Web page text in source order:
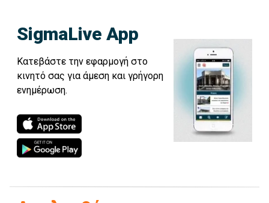
SigmaLive App
Κατεβάστε την εφαρμογή στο
κινητό σας για άμεση και γρήγορη
ενημέρωση.